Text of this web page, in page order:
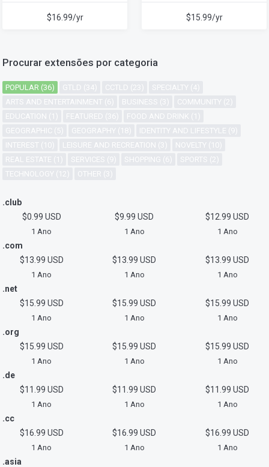
$16.99/yr $15.99/yr
Procurar extensões por categoria
POPULAR (36) GTLD (34) CCTLD (23)
SPECIALTY (4)
ARTS AND ENTERTAINMENT (6)
BUSINESS (3)
COMMUNITY (2)
EDUCATION (1)
FEATURED (36)
FOOD AND DRINK (1)
GEOGRAPHIC (5)
GEOGRAPHY (18)
IDENTITY AND LIFESTYLE (9)
INTEREST (10)
LEISURE AND RECREATION (3)
NOVELTY (10)
REAL ESTATE (1)
SERVICES (9) SHOPPING (6)
SPORTS (2)
TECHNOLOGY (12)
OTHER (3)
.club
$0.99 USD
1 Ano
$9.99 USD
1 Ano
$12.99 USD
1 Ano
.com
$13.99 USD
1 Ano
$13.99 USD
1 Ano
$13.99 USD
1 Ano
.net
$15.99 USD
1 Ano
$15.99 USD
1 Ano
$15.99 USD
1 Ano
.org
$15.99 USD
1 Ano
$15.99 USD
1 Ano
$15.99 USD
1 Ano
.de
$11.99 USD
1 Ano
$11.99 USD
1 Ano
$11.99 USD
1 Ano
.cc
$16.99 USD
1 Ano
$16.99 USD
1 Ano
$16.99 USD
1 Ano
.asia